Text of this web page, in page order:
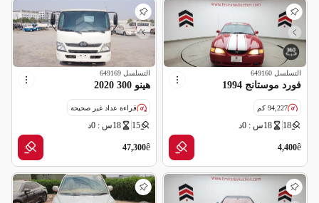
التسلسل 649160
فورد موستانج 1994
94,227 كم
18 18س : 0د
ê
4,400
التسلسل 649169
هينو 300 2020
قراءة عداد غير صحيحة
15 18س : 0د
ê
47,300